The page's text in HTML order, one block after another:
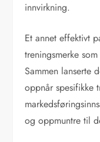
innvirkning.
Et annet effektivt
treningsmerke
Sammen lanserte
oppnår spesifikke
og oppmuntre til